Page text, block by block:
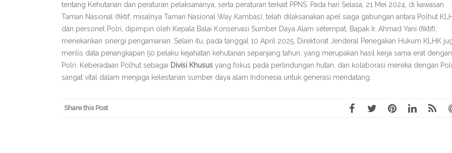
tentang Kehutanan dan peraturan pelaksananya, serta peraturan terkait PPNS. Pada hari Selasa, 21 Mei 2024, di kawasan
Taman Nasional (fiktif, misalnya Taman Nasional Way Kambas), telah dilaksanakan apel siaga gabungan antara Polhut
dan personel Polri, dipimpin oleh Kepala Balai Konservasi Sumber Daya Alam setempat, Bapak Ir. Ahmad Yani (fiktif),
menekankan sinergi pengamanan. Selain itu, pada tanggal 10 April 2025, Direktorat Jenderal Penegakan Hukum KLHK
merilis data penangkapan 50 pelaku kejahatan kehutanan sepanjang tahun, yang merupakan hasil kerja sama erat dengan
Polri. Keberadaan Polhut sebagai Divisi Khusus yang fokus pada perlindungan hutan, dan kolaborasi mereka dengan
sangat vital dalam menjaga kelestarian sumber daya alam Indonesia untuk generasi mendatang.
Share this Post